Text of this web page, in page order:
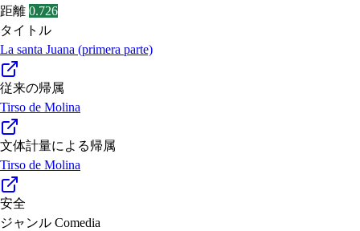
距離 0.726
タイトル
La santa Juana (primera parte)
従来の帰属
Tirso de Molina
文体計量による帰属
Tirso de Molina
安全
ジャンル Comedia